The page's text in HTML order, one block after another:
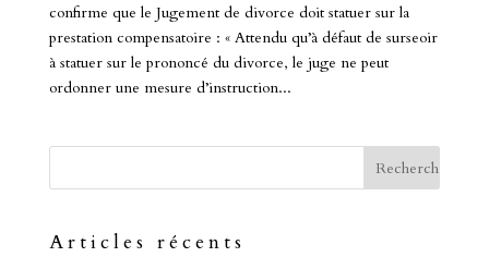
confirme que le Jugement de divorce doit statuer sur la
prestation compensatoire : « Attendu qu’à défaut de surseoir
à statuer sur le prononcé du divorce, le juge ne peut
ordonner une mesure d’instruction...
Articles récents